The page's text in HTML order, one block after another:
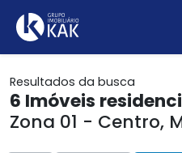
Resultados da busca
6 Imóveis
Zona 01 - Centro,